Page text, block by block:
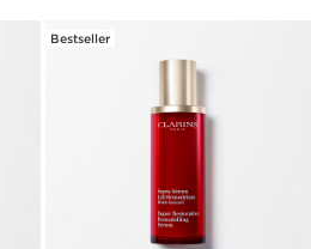
Bestseller